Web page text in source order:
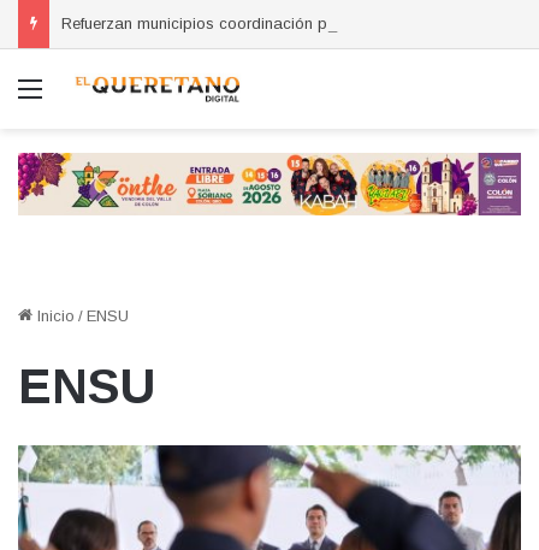
Menú
Inicio / ENSU
ENSU